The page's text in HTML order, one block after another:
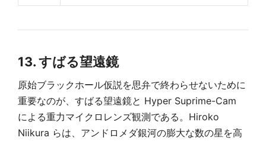
13. すばる望遠鏡
原始ブラックホール仮説を思弁で終わらせないために
重要なのが、すばる望遠鏡と Hyper Suprime-Cam
による重力マイクロレンズ観測である。Hiroko
Niikura らは、アンドロメダ銀河の膨大な数の星を高